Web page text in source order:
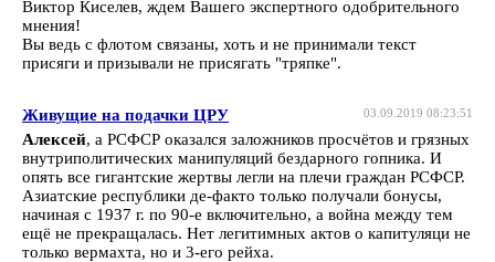
Виктор Киселев, ждем Вашего экспертного одобрительного
мнения!
Вы ведь с флотом связаны, хоть и не принимали текст
присяги и призывали не присягать "тряпке".
03.09.2019 08:23:51
Живущие на подачки ЦРУ
Алексей, а РСФСР оказался заложников просчётов и грязных
внутриполитических манипуляций бездарного гопника. И
опять все гигантские жертвы легли на плечи граждан РСФСР.
Азиатские республики де-факто только получали бонусы,
начиная с 1937 г. по 90-е включительно, а война между тем
ещё не прекращалась. Нет легитимных актов о капитуляци не
только вермахта, но и 3-его рейха.